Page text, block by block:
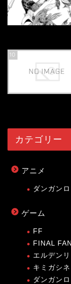
10
カテゴリー
アニメ
ダンガン
ゲーム
FF
FINAL
エルデン
キミガシネ
ダンガン